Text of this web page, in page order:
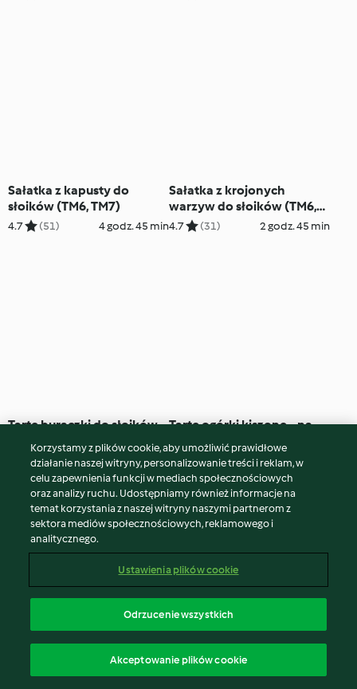
Sałatka z kapusty do
słoików (TM6, TM7)
4.7 (51) 4 godz. 45 min
Sałatka z krojonych
warzyw do słoików (TM6,
TM7)
4.7 (31) 2 godz. 45 min
Tarte buraczki do słoików
(70) 2 godz. 30 min
Tarte ogórki kiszone - na
zupę ogórkową (TM6, TM7)
4.6 (21) 122 godz. 20 min
Kiszona kapusta w słoikach
na zimę (TM5)
Mizeria do słoików (TM5)
Korzystamy z plików cookie, aby umożliwić prawidłowe
działanie naszej witryny, personalizowanie treści i reklam, w
celu zapewnienia funkcji w mediach społecznościowych
oraz analizy ruchu. Udostępniamy również informacje na
temat korzystania z naszej witryny naszymi partnerom z
sektora mediów społecznościowych, reklamowego i
analitycznego.
Ustawienia plików cookie
Odrzucenie wszystkich
Akceptowanie plików cookie